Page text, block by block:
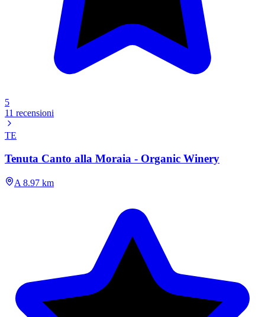
5
11 recensioni
TE
Tenuta Canto alla Moraia - Organic Winery
A 8.97 km